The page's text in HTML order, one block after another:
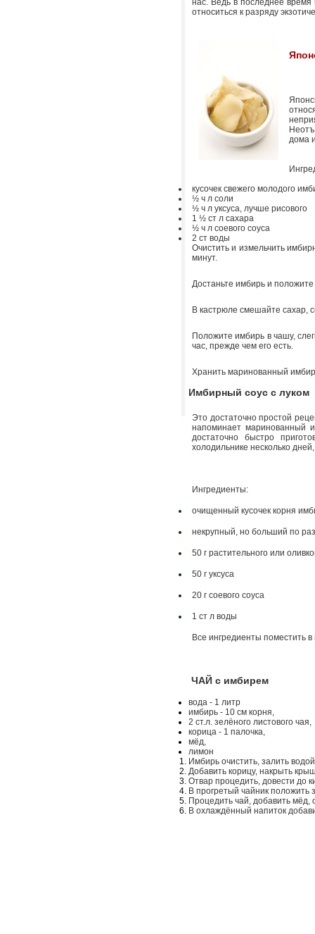
нас. Ведь в последнее
относиться к разряду
дома
кусочек свежего молодого
½ ч л соли
½ ч л уксуса, лучше рисового
1 ½ ст л сахара
½ ч л соевого соуса
2 ст воды
Очистить и измельчить
минут.
Достаньте имбирь и
В кастрюле смешайте сахар,
Положите имбирь в чашу,
час, прежде чем его есть.
Хранить маринованный
Имбирный соус с луком
Это достаточно простой
напоминает маринованный
достаточно быстро
холодильнике несколько
Ингредиенты:
очищенный кусочек корня
некрупный, но больший по
50 г растительного или
50 г уксуса
20 г соевого соуса
1 ст л воды
Все ингредиенты поместить
ЧАЙ с имбирем
вода - 1 литр
имбирь - 10 см корня,
2 ст.л. зелёного листового чая,
корица - 1 палочка,
мёд,
лимон
Имбирь очистить, залить
Добавить корицу, накрыть
Отвар процедить, довести до
В прогретый чайник положить
Процедить чай, добавить мёд,
В охлаждённый напиток